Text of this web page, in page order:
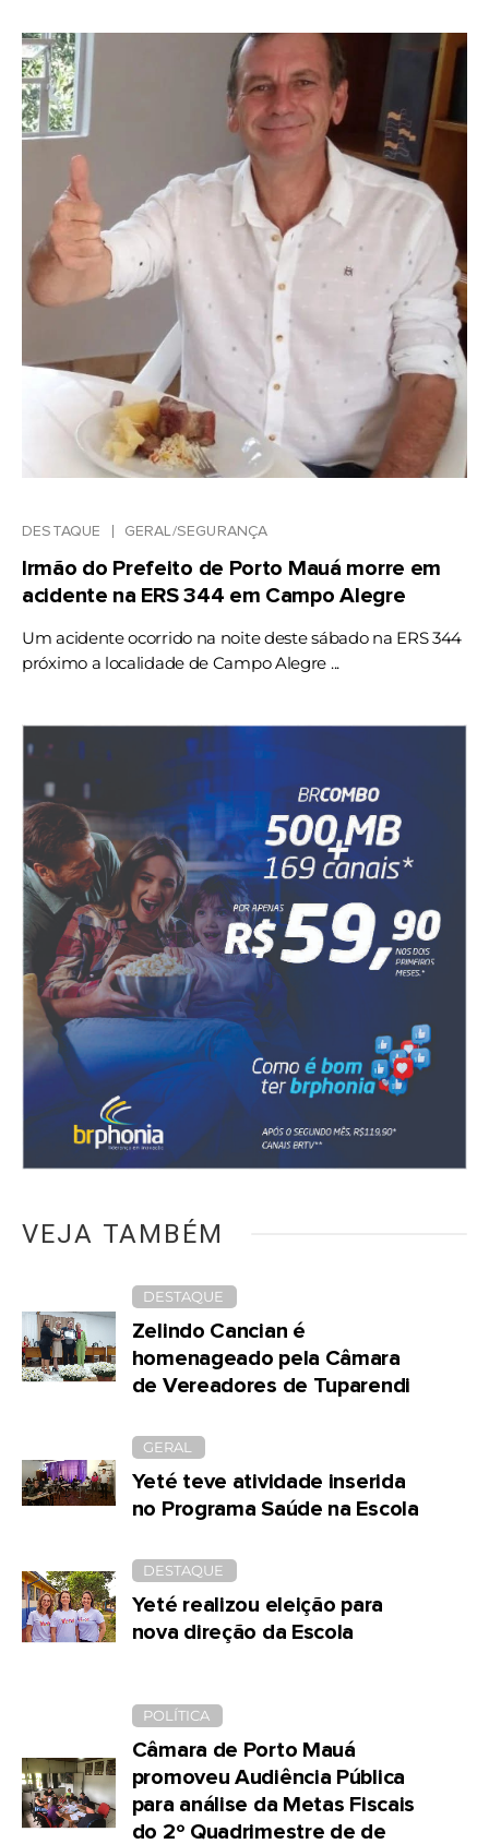
DESTAQUE GERAL/SEGURANÇA
Irmão do Prefeito de Porto Mauá morre em
acidente na ERS 344 em Campo Alegre
Um acidente ocorrido na noite deste sábado na ERS 344
próximo a localidade de Campo Alegre ...
VEJA TAMBÉM
DESTAQUE
Zelindo Cancian é
homenageado pela Câmara
de Vereadores de Tuparendi
GERAL
Yeté teve atividade inserida
no Programa Saúde na Escola
DESTAQUE
Yeté realizou eleição para
nova direção da Escola
POLÍTICA
Câmara de Porto Mauá
promoveu Audiência Pública
para análise da Metas Fiscais
do 2º Quadrimestre de de